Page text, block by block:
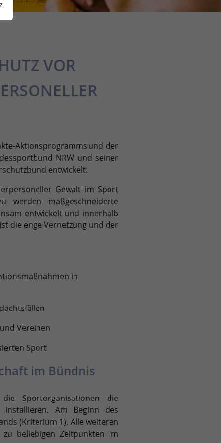
VOR
Aktionsprogrammsund der
NRW und seiner
entwickelt.
Gewalt im Sport
werden maßgeschneiderte
entwickelt und innerhalb
die enge Vernetzung und der
n in
Vereinen
Sport
im Bündnis
Sportorganisationen die
installieren. Am Beginn des
(Kriterium 1). Alle weiteren
beliebigen Zeitpunkten im